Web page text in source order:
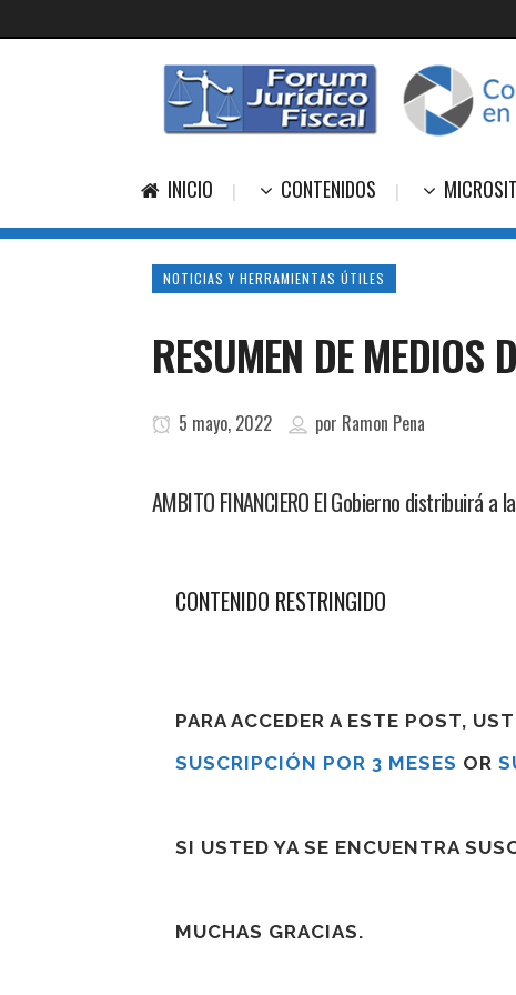
INICIO CONTENIDOS
NOTICIAS Y HERRAMIENTAS ÚTILES
RESUMEN DE
5 mayo, 2022 por Ramon Pena
AMBITO FINANCIERO El Gobierno
CONTENIDO RESTRINGIDO
PARA ACCEDER A ESTE POST,
SUSCRIPCIÓN POR 3 MESES OR
SI USTED YA SE ENCUENTRA
MUCHAS GRACIAS.